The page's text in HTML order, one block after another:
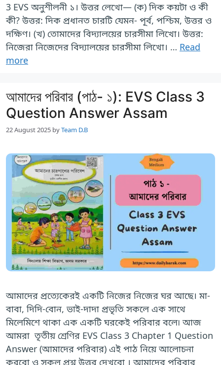
3 EVS অনুশীলনী ১। উত্তর লেখো— (ক) দিক কয়টা ও কী
কী? উত্তর: দিক প্রধানত চারটি যেমন- পূর্ব, পশ্চিম, উত্তর ও
দক্ষিণ। (খ) তোমাদের বিদ্যালয়ের চারসীমা লিখো। উত্তর:
নিজেরা নিজেদের বিদ্যালয়ের চারসীমা লিখো। … Read
more
আমাদের পরিবার (পাঠ- ১): EVS Class 3
Question Answer Assam
22 August 2025 byTeam D.B
আমাদের প্রত্যেকেরই একটি নিজের নিজের ঘর আছে। মা-
বাবা, দিদি-বোন, ভাই-দাদা প্রভৃতি সকলে এক সাথে
মিলেমিশে থাকা এক একটি ঘরকেই পরিবার বলে৷ আজ
আমরা তৃতীয় শ্রেণির EVS Class 3 Chapter 1 Question
Answer (আমাদের পরিবার) এই পাঠ নিয়ে আলোচনা
করবো ও সকল প্রশ্ন উত্তর দেখবো । আমাদের পরিবার